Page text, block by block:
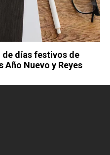
de días festivos de
Año Nuevo y Reyes